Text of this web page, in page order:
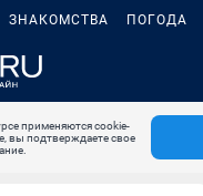
ЗНАКОМСТВА ПОГОДА
применяются cookie-
вы подтверждаете свое